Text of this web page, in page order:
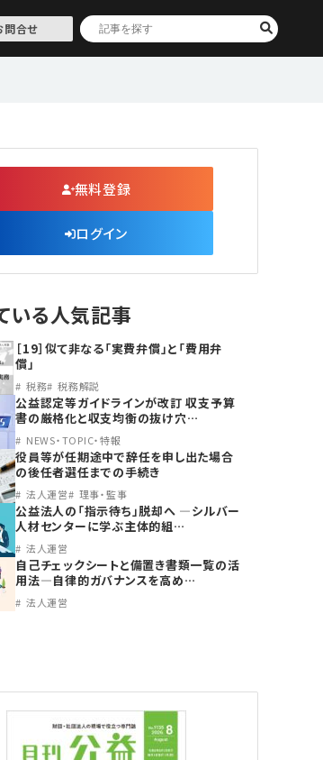
問合せ
無料登録
ログイン
いる人気記事
［19］似て非なる「実費弁償」と「費用弁
償」
税務 税務解説
公益認定等ガイドラインが改訂 収支予算
書の厳格化と収支均衡の抜け穴…
NEWS・TOPIC・特報
役員等が任期途中で辞任を申し出た場合
の後任者選任までの手続き
法人運営 理事・監事
公益法人の「指示待ち」脱却へ ―シルバー
人材センターに学ぶ主体的組…
法人運営
自己チェックシートと備置き書類一覧の活
用法―自律的ガバナンスを高め…
法人運営